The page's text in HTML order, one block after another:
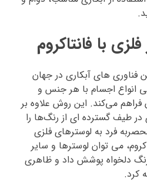
با فانتاکروم
فناوری‌ های آبکاری در جهان
اجسام با هر جنس و
فراهم می‌کند. این روش علاوه بر
در طیف گسترده‌ ای از رنگ‌ها را
فرد به لوسترهای فلزی
می‌ توان لوسترها و سایر
دلخواه پوشش داد و ظاهری
کرد.